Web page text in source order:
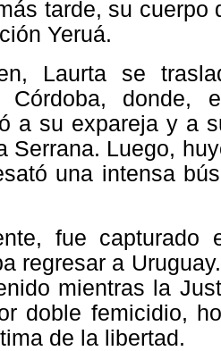
tarde, su cuerpo
Yeruá.
Laurta se
Córdoba, donde,
a su expareja y a
Serrana. Luego,
una intensa
fue capturado
regresar a
mientras la
doble femicidio,
de la libertad.